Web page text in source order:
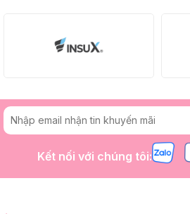
Kết nối với chúng tôi: